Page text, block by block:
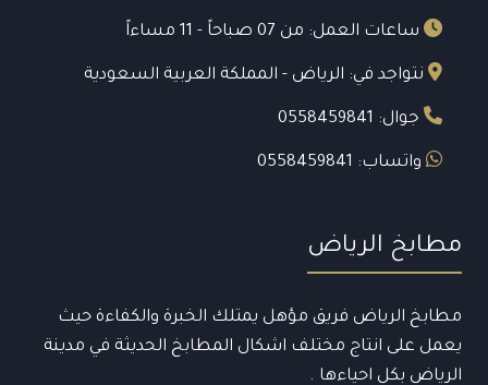
ساعات العمل: من 07 صباحاً - 11 مساءاً
نتواجد في: الرياض - المملكة العربية السعودية
جوال: 0558459841
واتساب: 0558459841
مطابخ الرياض
مطابخ الرياض فريق مؤهل يمتلك الخبرة والكفاءة حيث
يعمل على انتاج مختلف اشكال المطابخ الحديثة في مدينة
الرياض بكل احياءها .